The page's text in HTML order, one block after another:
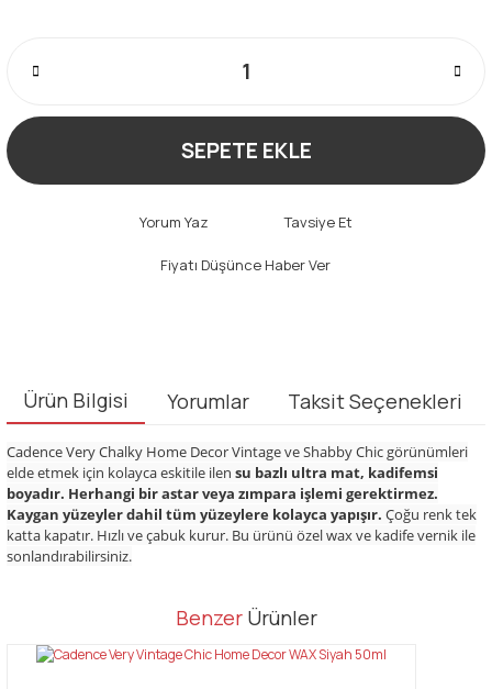
SEPETE EKLE
Yorum Yaz Tavsiye Et
Fiyatı Düşünce Haber Ver
Ürün Bilgisi Yorumlar Taksit Seçenekleri
Cadence Very Chalky Home Decor Vintage ve Shabby Chic görünümleri
elde etmek için kolayca eskitile ilen su bazlı ultra mat, kadifemsi
boyadır. Herhangi bir astar veya zımpara işlemi gerektirmez.
Kaygan yüzeyler dahil tüm yüzeylere kolayca yapışır. Çoğu renk tek
katta kapatır. Hızlı ve çabuk kurur. Bu ürünü özel wax ve kadife vernik ile
sonlandırabilirsiniz.
Bu ürüne ilk yorumu siz yapın!
Bu ürünün fiyat bilgisi, resim, ürün açıklamalarında ve diğer
tarafımıza iletebilirsiniz.
Benzer Ürünler